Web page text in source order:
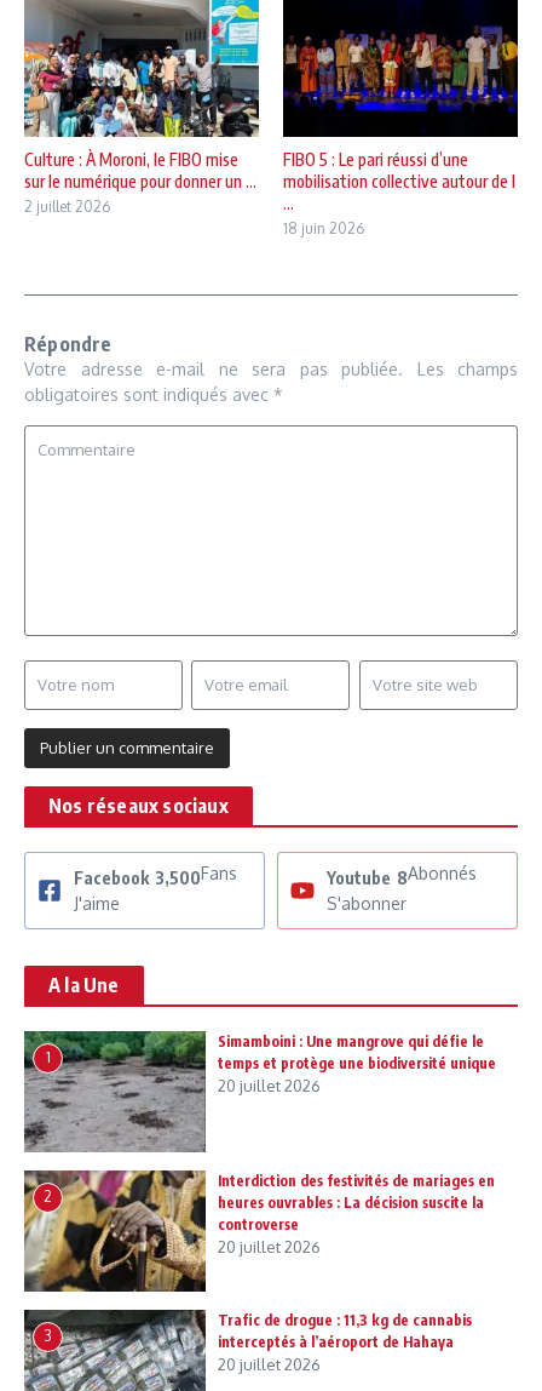
Culture : À Moroni, le FIBO mise
sur le numérique pour donner un ...
2 juillet 2026
FIBO 5 : Le pari réussi d’une
mobilisation collective autour de l
...
18 juin 2026
Répondre
Votre adresse e-mail ne sera pas publiée.
Les champs
obligatoires sont indiqués avec *
Nos réseaux sociaux
Facebook 3,500Fans
J'aime
Youtube 8Abonnés
S'abonner
A la Une
1
Simamboini : Une mangrove qui défie le
temps et protège une biodiversité unique
20 juillet 2026
2
Interdiction des festivités de mariages en
heures ouvrables : La décision suscite la
controverse
20 juillet 2026
3
Trafic de drogue : 11,3 kg de cannabis
interceptés à l’aéroport de Hahaya
20 juillet 2026